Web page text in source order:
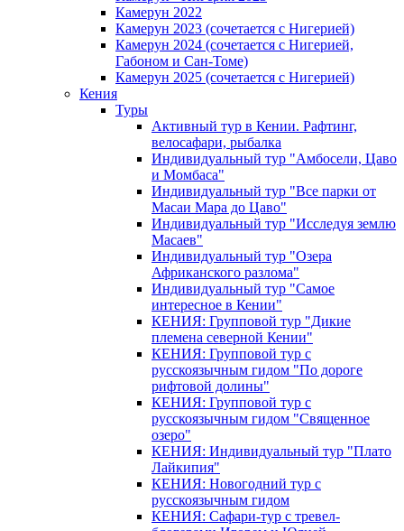
Камерун 2022
Камерун 2023 (сочетается с Нигерией)
Камерун 2024 (сочетается с Нигерией,
Габоном и Сан-Томе)
Камерун 2025 (сочетается с Нигерией)
Кения
Туры
Активный тур в Кении. Рафтинг,
велосафари, рыбалка
Индивидуальный тур "Амбосели, Цаво
и Момбаса"
Индивидуальный тур "Все парки от
Масаи Мара до Цаво"
Индивидуальный тур "Исследуя землю
Масаев"
Индивидуальный тур "Озера
Африканского разлома"
Индивидуальный тур "Самое
интересное в Кении"
КЕНИЯ: Групповой тур "Дикие
племена северной Кении"
КЕНИЯ: Групповой тур с
русскоязычным гидом "По дороге
рифтовой долины"
КЕНИЯ: Групповой тур с
русскоязычным гидом "Священное
озеро"
КЕНИЯ: Индивидуальный тур "Плато
Лайкипия"
КЕНИЯ: Новогодний тур с
русскоязычным гидом
КЕНИЯ: Сафари-тур с тревел-